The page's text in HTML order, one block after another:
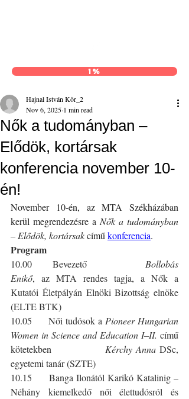
1%
Nők a tudományban –
Elődök, kortársak
konferencia november 10-
én!
Hajnal István Kör_2
Nov 6, 2025 1 min read
November 10-én, az MTA Székházában
kerül megrendezésre a Nők a tudományban
– Elődök, kortársak című konferencia.
Program
10.00     Bevezető Bollobás
Enikő, az MTA rendes tagja, a Nők a
Kutatói Életpályán Elnöki Bizottság elnöke
(ELTE BTK)
10.05     Női tudósok a Pioneer Hungarian
Women in Science and Education I–II. című
kötetekben Kérchy Anna DSc,
egyetemi tanár (SZTE)
10.15     Banga Ilonától Karikó Katalinig –
Néhány kiemelkedő női élettudósról és